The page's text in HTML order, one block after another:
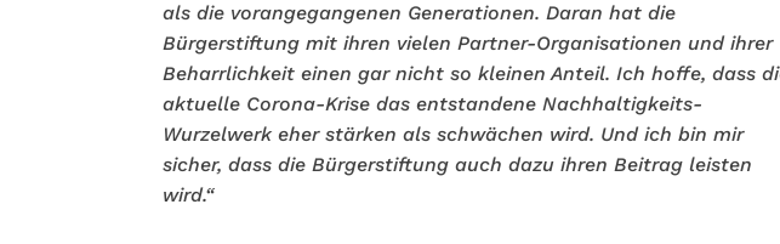
als die vorangegangenen Generationen. Daran hat die
Bürgerstiftung mit ihren vielen Partner-Organisationen und ihrer
Beharrlichkeit einen gar nicht so kleinen Anteil. Ich hoffe, dass
aktuelle Corona-Krise das entstandene Nachhaltigkeits-
Wurzelwerk eher stärken als schwächen wird. Und ich bin mir
sicher, dass die Bürgerstiftung auch dazu ihren Beitrag leisten
wird.“